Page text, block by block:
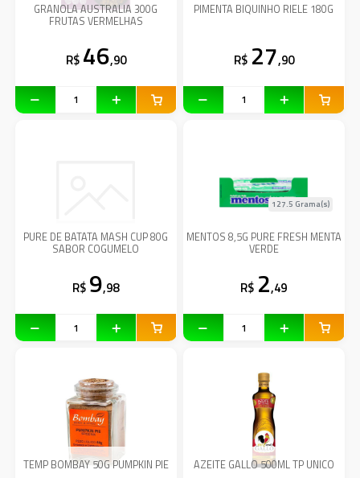
GRANOLA AUSTRALIA 300G
FRUTAS VERMELHAS
R$ 46,90
PIMENTA BIQUINHO RIELE 180G
R$ 27,90
PURE DE BATATA MASH CUP 80G
SABOR COGUMELO
R$ 9,98
MENTOS 8,5G PURE FRESH MENTA
VERDE
127.5 Grama(s)
R$ 2,49
TEMP BOMBAY 50G PUMPKIN PIE AZEITE GALLO 500ML TP UNICO